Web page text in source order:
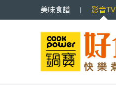
美味食譜 影音TV